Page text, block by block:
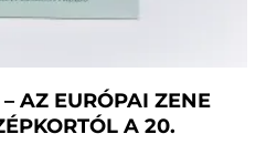
Teszem
AZ EURÓPAI ZENE
A 20.